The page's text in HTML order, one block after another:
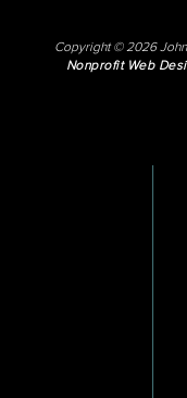
Copyright © 2026
Nonprofit Web